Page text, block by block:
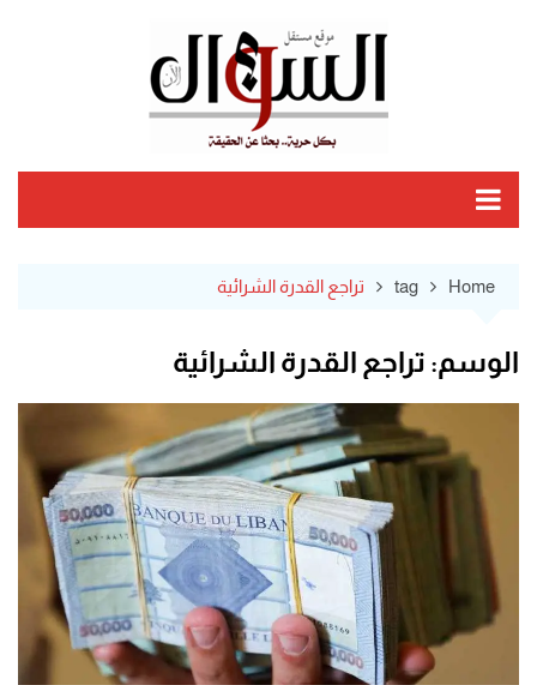
Home
tag تراجع القدرة الشرائية
الوسم: تراجع القدرة الشرائية